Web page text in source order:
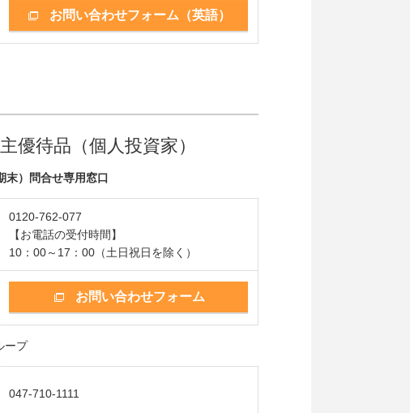
お問い合わせフォーム（英語）
優待品（個人投資家）
末）問合せ専用窓口
0120-762-077
【お電話の受付時間】
10：00～17：00（土日祝日を除く）
お問い合わせフォーム
ープ
047-710-1111